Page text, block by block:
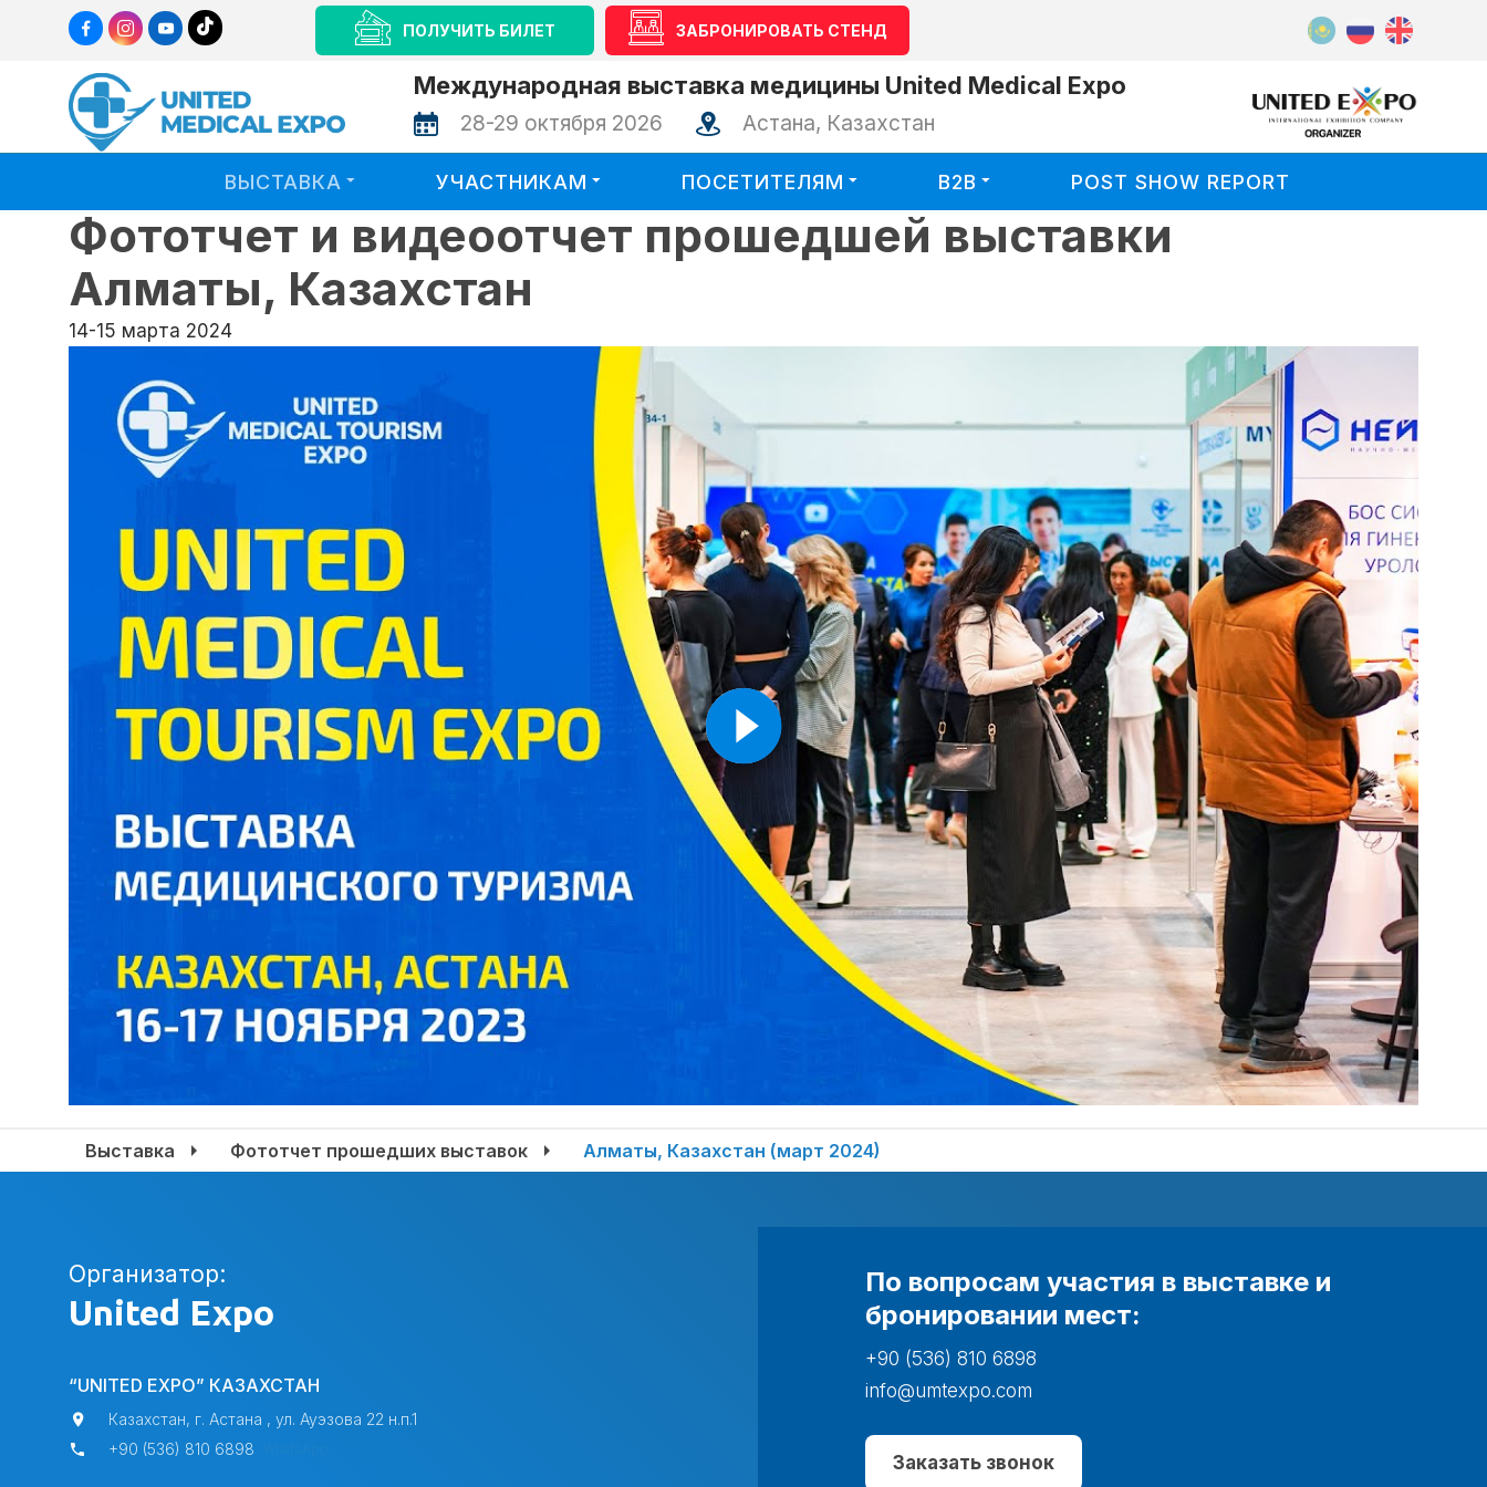
ПОЛУЧИТЬ БИЛЕТ ЗАБРОНИРОВАТЬ СТЕНД
Международная выставка медицины United Medical Expo
28-29 октября 2026 Астана, Казахстан
ВЫСТАВКА УЧАСТНИКАМ ПОСЕТИТЕЛЯМ B2B POST SHOW REPORT
Фототчет и видеоотчет прошедшей выставки
Алматы, Казахстан
14-15 марта 2024
Выставка Фототчет прошедших выставок Алматы, Казахстан (март 2024)
Организатор:
United Expo
“UNITED EXPO” КАЗАХСТАН
Казахстан, г. Астана , ул. Ауэзова 22 н.п.1
+90 (536) 810 6898
По вопросам участия в выставке и
бронировании мест:
+90 (536) 810 6898
info@umtexpo.com
Заказать звонок